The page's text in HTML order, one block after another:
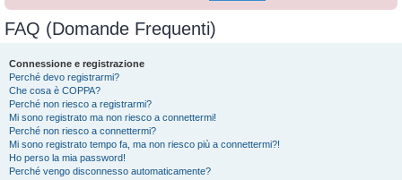
FAQ (Domande Frequenti)
Connessione e registrazione
Perché devo registrarmi?
Che cosa è COPPA?
Perché non riesco a registrarmi?
Mi sono registrato ma non riesco a connettermi!
Perché non riesco a connettermi?
Mi sono registrato tempo fa, ma non riesco più a connettermi?!
Ho perso la mia password!
Perché vengo disconnesso automaticamente?